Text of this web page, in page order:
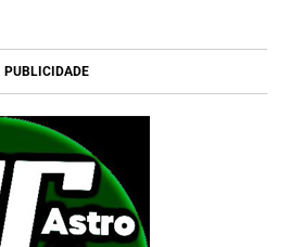
PUBLICIDADE